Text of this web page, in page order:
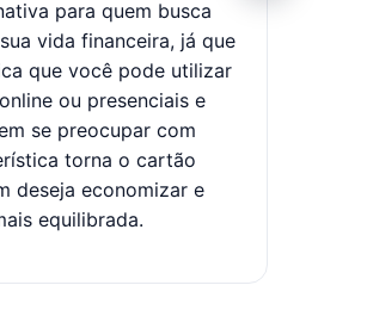
para quem busca
vida financeira, já que
que você pode utilizar
ou presenciais e
se preocupar com
torna o cartão
deseja economizar e
equilibrada.